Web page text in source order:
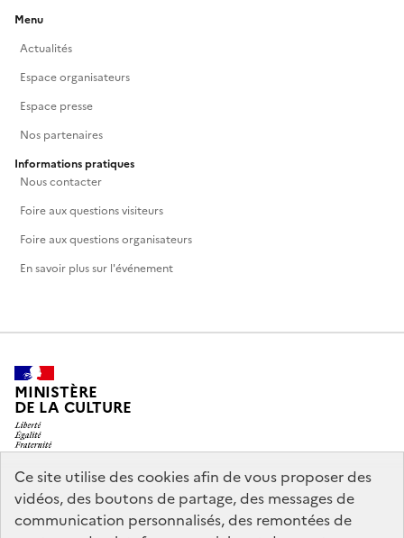
Ce site utilise des cookies afin de vous proposer des
vidéos, des boutons de partage, des messages de
communication personnalisés, des remontées de
Menu
Actualités
Espace organisateurs
Espace presse
Nos partenaires
Informations pratiques
Nous contacter
Foire aux questions visiteurs
Foire aux questions organisateurs
En savoir plus sur l'événement
MINISTÈRE
DE LA CULTURE
legifrance.gouv.fr
info.gouv.fr